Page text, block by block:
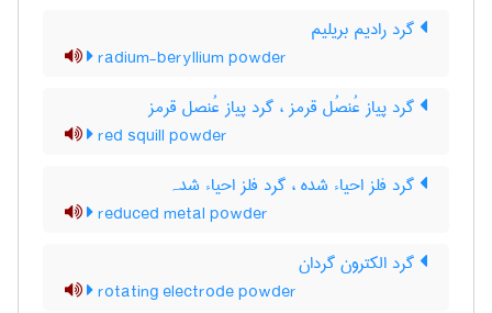
گرد رادیم بریلیم
radium-beryllium powder
گرد پیاز عُنصُل قرمز ، گرد پیاز عُنصل قرمز
red squill powder
گرد فلز احیاء شده ، گرد فلز احیاء شدہ
reduced metal powder
گرد الکترون گردان
rotating electrode powder